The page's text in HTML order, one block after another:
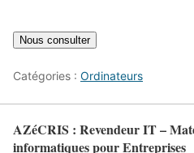
Catégories : Ordinateurs
AZéCRIS : Revendeur IT –
informatiques pour Entreprises